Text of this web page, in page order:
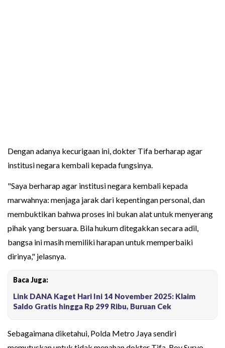
Dengan adanya kecurigaan ini, dokter Tifa berharap agar
institusi negara kembali kepada fungsinya.
"Saya berharap agar institusi negara kembali kepada
marwahnya: menjaga jarak dari kepentingan personal, dan
membuktikan bahwa proses ini bukan alat untuk menyerang
pihak yang bersuara. Bila hukum ditegakkan secara adil,
bangsa ini masih memiliki harapan untuk memperbaiki
dirinya," jelasnya.
Baca Juga:
Link DANA Kaget Hari Ini 14 November 2025: Klaim
Saldo Gratis hingga Rp 299 Ribu, Buruan Cek
Sebagaimana diketahui, Polda Metro Jaya sendiri